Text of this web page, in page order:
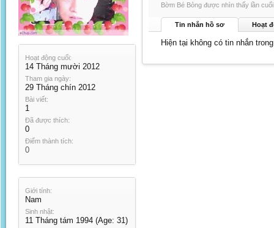
Hoạt động cuối:
14 Tháng mười 2012
Tham gia ngày:
29 Tháng chín 2012
Bài viết:
1
Đã được thích:
0
Điểm thành tích:
0
Giới tính:
Nam
Sinh nhật:
11 Tháng tám 1994 (Age: 31)
Bờm Bé Bỏng được nhìn thấy lần
Tin nhắn hồ sơ Hoạt
Hiện tại không có tin nhắn